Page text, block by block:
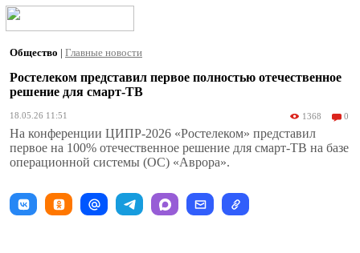
Общество | Главные новости
Ростелеком представил первое полностью отечественное
решение для смарт-ТВ
18.05.26 11:51 1368 0
На конференции ЦИПР-2026 «Ростелеком» представил
первое на 100% отечественное решение для смарт-ТВ на базе
операционной системы (ОС) «Аврора».